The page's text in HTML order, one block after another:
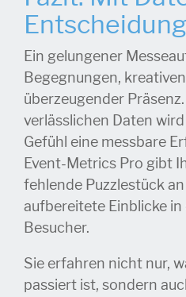
Ein gelungener
Begegnungen,
überzeugender
verlässlichen Daten
Gefühl eine messbare
Event-Metrics Pro gibt
fehlende Puzzlestück
aufbereitete Einblicke
Besucher.
Sie erfahren nicht nur,
passiert ist, sondern